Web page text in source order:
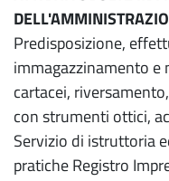
Predisposizione,
immagazzinamento
cartacei,
con strumenti ottici,
Servizio di istruttoria
pratiche Registro